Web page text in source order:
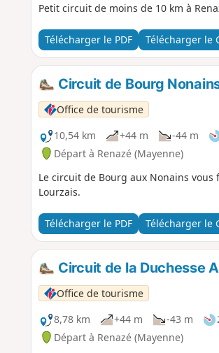
Petit circuit de moins de 10 km à
Télécharger le PDF Télécharger le
Circuit de Bourg
Office de tourisme
10,54 km
+44 m -44 m
Départ à Renazé (Mayenne)
Le circuit de Bourg aux Nonains
Lourzais.
Télécharger le PDF Télécharger le
Circuit de la Duchesse
Office de tourisme
8,78 km
+44 m -43 m
Départ à Renazé (Mayenne)